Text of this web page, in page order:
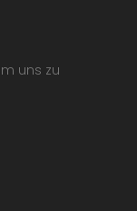
uns zu